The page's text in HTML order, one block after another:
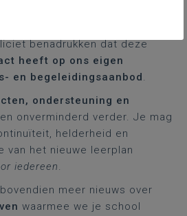
benadrukken dat deze
heeft op ons eigen
en begeleidingsaanbod.
ondersteuning en
onverminderd verder. Je mag
helderheid en
van het nieuwe leerplan
iedereen.
meer nieuws over
waarmee we je school